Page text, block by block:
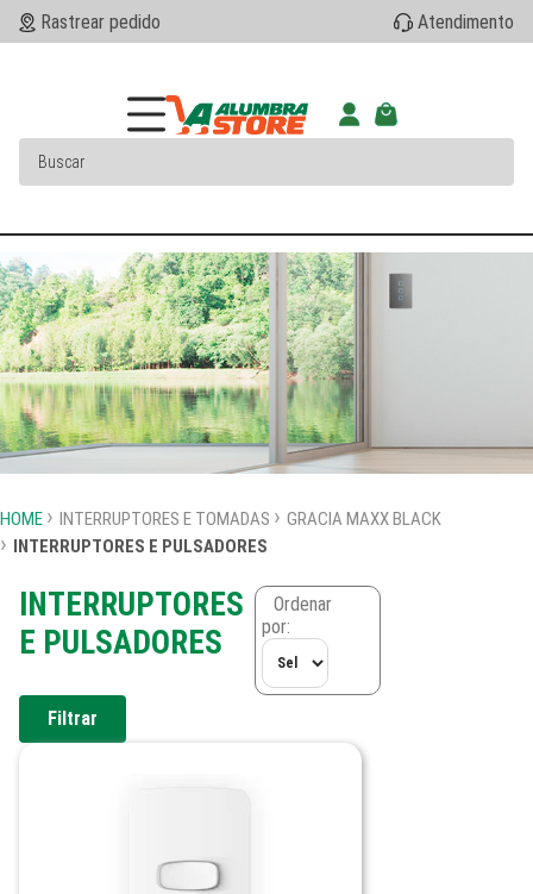
Rastrear pedido Atendimento
HOME INTERRUPTORES E TOMADAS
GRACIA MAXX BLACK
INTERRUPTORES E PULSADORES
INTERRUPTORES
E PULSADORES
Ordenar
por:
Filtrar